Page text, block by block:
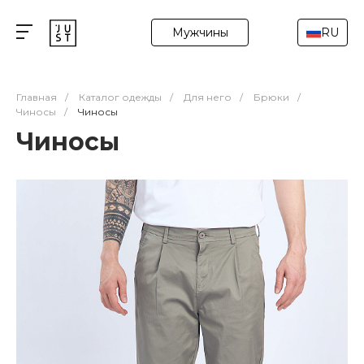
Мужчины RU
Главная / Каталог одежды / Для него / Брюки
/
Чиносы
/ Чиносы
Чиносы